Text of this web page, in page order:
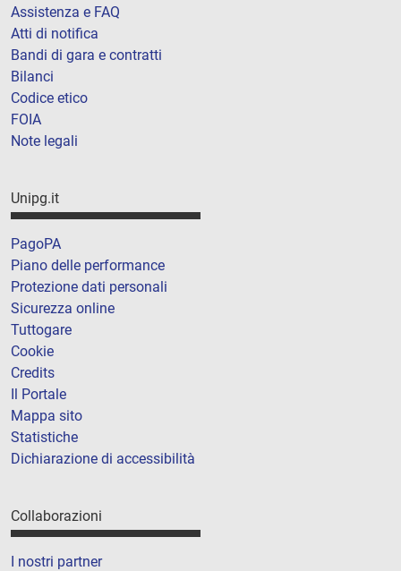
Assistenza e FAQ
Atti di notifica
Bandi di gara e contratti
Bilanci
Codice etico
FOIA
Note legali
Unipg.it
PagoPA
Piano delle performance
Protezione dati personali
Sicurezza online
Tuttogare
Cookie
Credits
Il Portale
Mappa sito
Statistiche
Dichiarazione di accessibilità
Collaborazioni
I nostri partner